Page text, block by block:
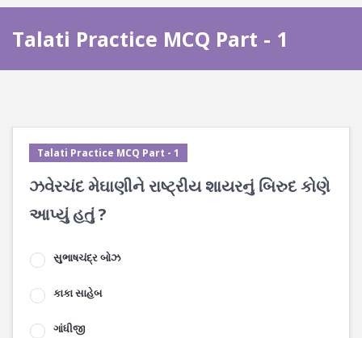
Talati Practice MCQ Part - 1
Talati Practice MCQ Part - 1
ઝવેરચંદ મેઘાણીને રાષ્ટ્રીય શાયરનું બિરુદ કોણે
આપ્યું હતું ?
સુભાષચંદ્ર બોઝ
કાકા સાહેબ
ગાંધીજી